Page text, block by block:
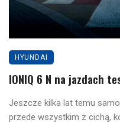
HYUNDAI
IONIQ 6 N na jazdach
Jeszcze kilka lat temu
przede wszystkim z cichą,